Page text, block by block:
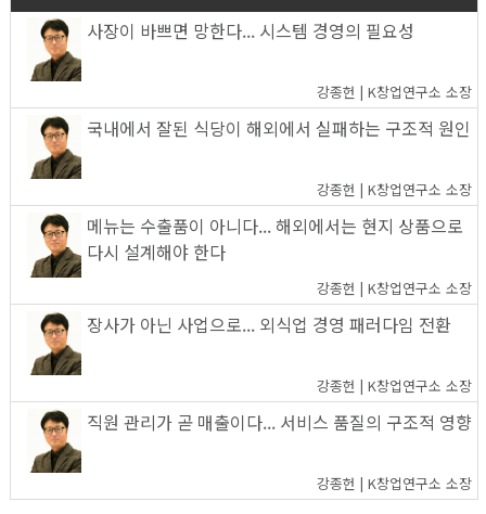
사장이 바쁘면 망한다... 시스템 경영의 필요성
강종헌 | K창업연구소 소장
국내에서 잘된 식당이 해외에서 실패하는 구조적 원인
강종헌 | K창업연구소 소장
메뉴는 수출품이 아니다... 해외에서는 현지 상품으로
다시 설계해야 한다
강종헌 | K창업연구소 소장
장사가 아닌 사업으로... 외식업 경영 패러다임 전환
강종헌 | K창업연구소 소장
직원 관리가 곧 매출이다... 서비스 품질의 구조적 영향
강종헌 | K창업연구소 소장